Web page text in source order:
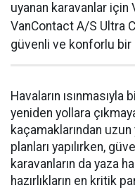
uyanan karavanlar için
VanContact A/S Ultra
güvenli ve konforlu bir
Havaların
yeniden yollara
kaçamaklarından
planları yapılırken,
karavanların da yaza
hazırlıkların en kritik